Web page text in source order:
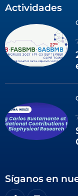
Actividades
Síganos en